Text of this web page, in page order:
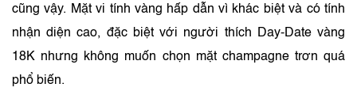
cũng vậy. Mặt vi tính vàng hấp dẫn vì khác biệt và có tính
nhận diện cao, đặc biệt với người thích Day-Date vàng
18K nhưng không muốn chọn mặt champagne trơn quá
phổ biến.